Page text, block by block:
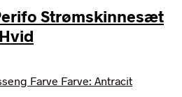
Strømskinnesæt